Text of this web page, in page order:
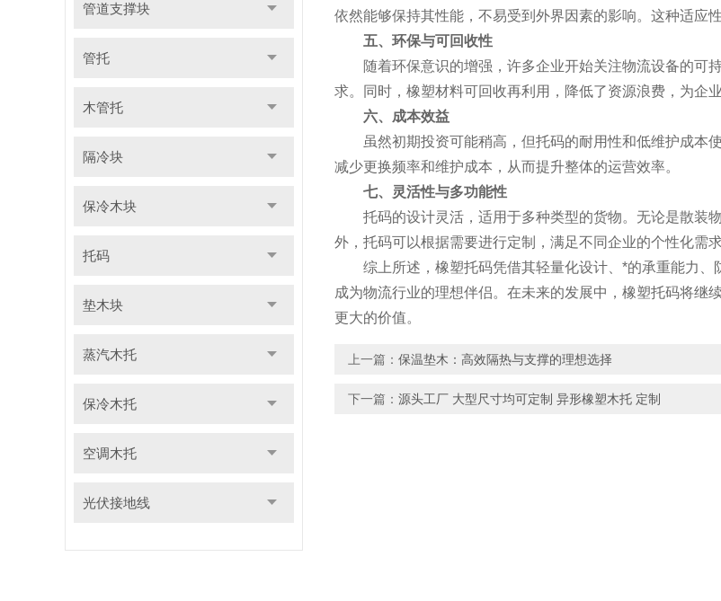
管道支撑块
管托
木管托
隔冷块
保冷木块
托码
垫木块
蒸汽木托
保冷木托
空调木托
光伏接地线
依然能够保持其性能，不易受到外界因素的影响。这种适应
五、环保与可回收性
随着环保意识的增强，许多企业开始关注物流设备的可
求。同时，橡塑材料可回收再利用，降低了资源浪费，为企
六、成本效益
虽然初期投资可能稍高，但托码的耐用性和低维护成本
减少更换频率和维护成本，从而提升整体的运营效率。
七、灵活性与多功能性
托码的设计灵活，适用于多种类型的货物。无论是散装
外，托码可以根据需要进行定制，满足不同企业的个性化需求
综上所述，橡塑托码凭借其轻量化设计、*的承重能力、
成为物流行业的理想伴侣。在未来的发展中，橡塑托码将继
更大的价值。
上一篇： 保温垫木：高效隔热与支撑的理想选择
下一篇： 源头工厂 大型尺寸均可定制 异形橡塑木托 定制